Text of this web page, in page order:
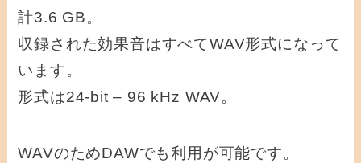
計3.6 GB。
収録された効果音はすべてWAV形式になって
います。
形式は24-bit – 96 kHz WAV。
WAVのためDAWでも利用が可能です。